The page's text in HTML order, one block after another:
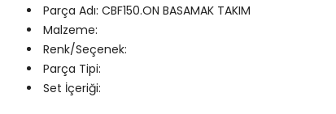
Parça Adı: CBF150.ON BASAMAK TAKIM
Malzeme:
Renk/Seçenek:
Parça Tipi:
Set İçeriği: